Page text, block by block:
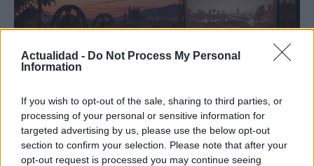
Actualidad - Do Not Process My Personal
Information
If you wish to opt-out of the sale, sharing to third parties, or
processing of your personal or sensitive information for
targeted advertising by us, please use the below opt-out
section to confirm your selection. Please note that after your
opt-out request is processed you may continue seeing
Eventos culturales en Barcelona durante
el verano de 2026